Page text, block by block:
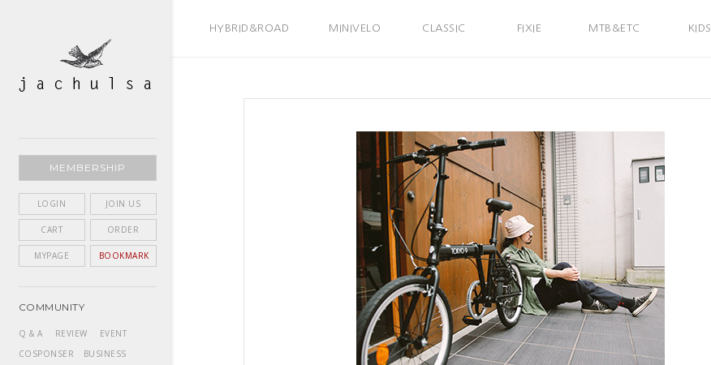
HYBRID&ROAD MINIVELO CLASSIC FIXIE MTB&ETC KIDS
MEMBERSHIP
LOGIN JOIN US
CART ORDER
MYPAGE BOOKMARK
COMMUNITY
Q & A REVIEW
EVENT
COSPONSER
BUSINESS